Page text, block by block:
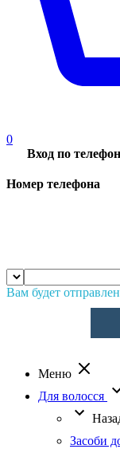
0
Вход по
Номер телефона
Вам будет
Меню
Для волосся
Засоби